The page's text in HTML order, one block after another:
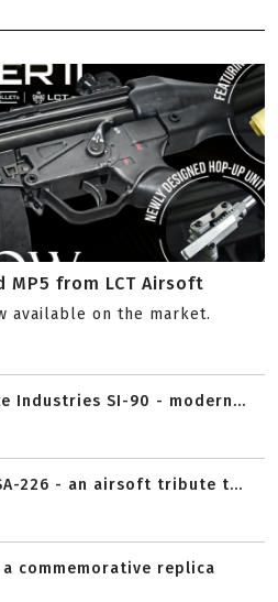
MP5 from LCT Airsoft
available on the market.
Industries SI-90 - modern...
226 - an airsoft tribute t...
commemorative replica